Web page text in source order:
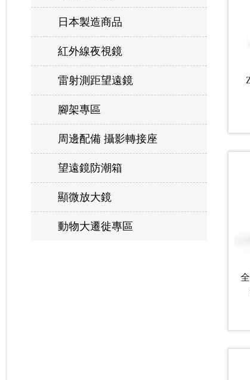
日本製造商品
紅外線夜視鏡
雷射測距望遠鏡
腳架專區
周邊配備 攝影轉接座
望遠鏡防潮箱
顯微放大鏡
動物大遷徙專區